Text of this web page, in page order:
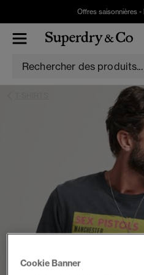
Offres saisonnières -
Cookie Banner